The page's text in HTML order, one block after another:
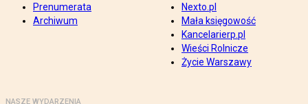
Prenumerata
Archiwum
Nexto.pl
Mała księgowość
Kancelarierp.pl
Wieści Rolnicze
Życie Warszawy
NASZE WYDARZENIA